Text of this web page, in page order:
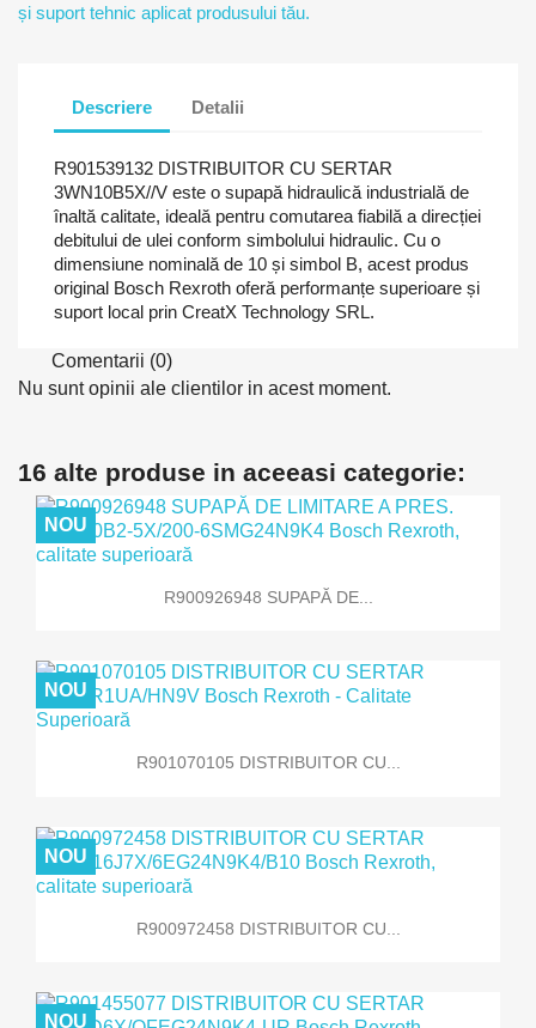
și suport tehnic aplicat produsului tău.
Descriere Detalii
R901539132 DISTRIBUITOR CU SERTAR
3WN10B5X//V este o supapă hidraulică industrială de
înaltă calitate, ideală pentru comutarea fiabilă a direcției
debitului de ulei conform simbolului hidraulic. Cu o
dimensiune nominală de 10 și simbol B, acest produs
original Bosch Rexroth oferă performanțe superioare și
suport local prin CreatX Technology SRL.
Comentarii (0)
Nu sunt opinii ale clientilor in acest moment.
16 alte produse in aceeasi categorie:
R900926948 SUPAPĂ DE...
NOU
R901070105 DISTRIBUITOR CU...
NOU
R900972458 DISTRIBUITOR CU...
NOU
NOU